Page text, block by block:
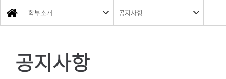
학부소개 공지사항
공지사항